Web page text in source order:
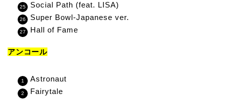
Social Path (feat. LISA)
Super Bowl-Japanese ver.
Hall of Fame
アンコール
Astronaut
Fairytale